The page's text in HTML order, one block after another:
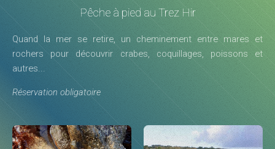
Pêche à pied au Trez Hir
Quand la mer se retire, un cheminement entre mares et
rochers pour découvrir crabes, coquillages, poissons et
autres...
Réservation obligatoire